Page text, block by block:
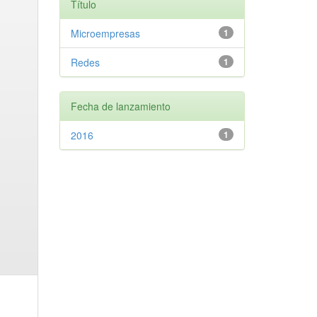
Título
1
Microempresas
1
Redes
Fecha de lanzamiento
1
2016